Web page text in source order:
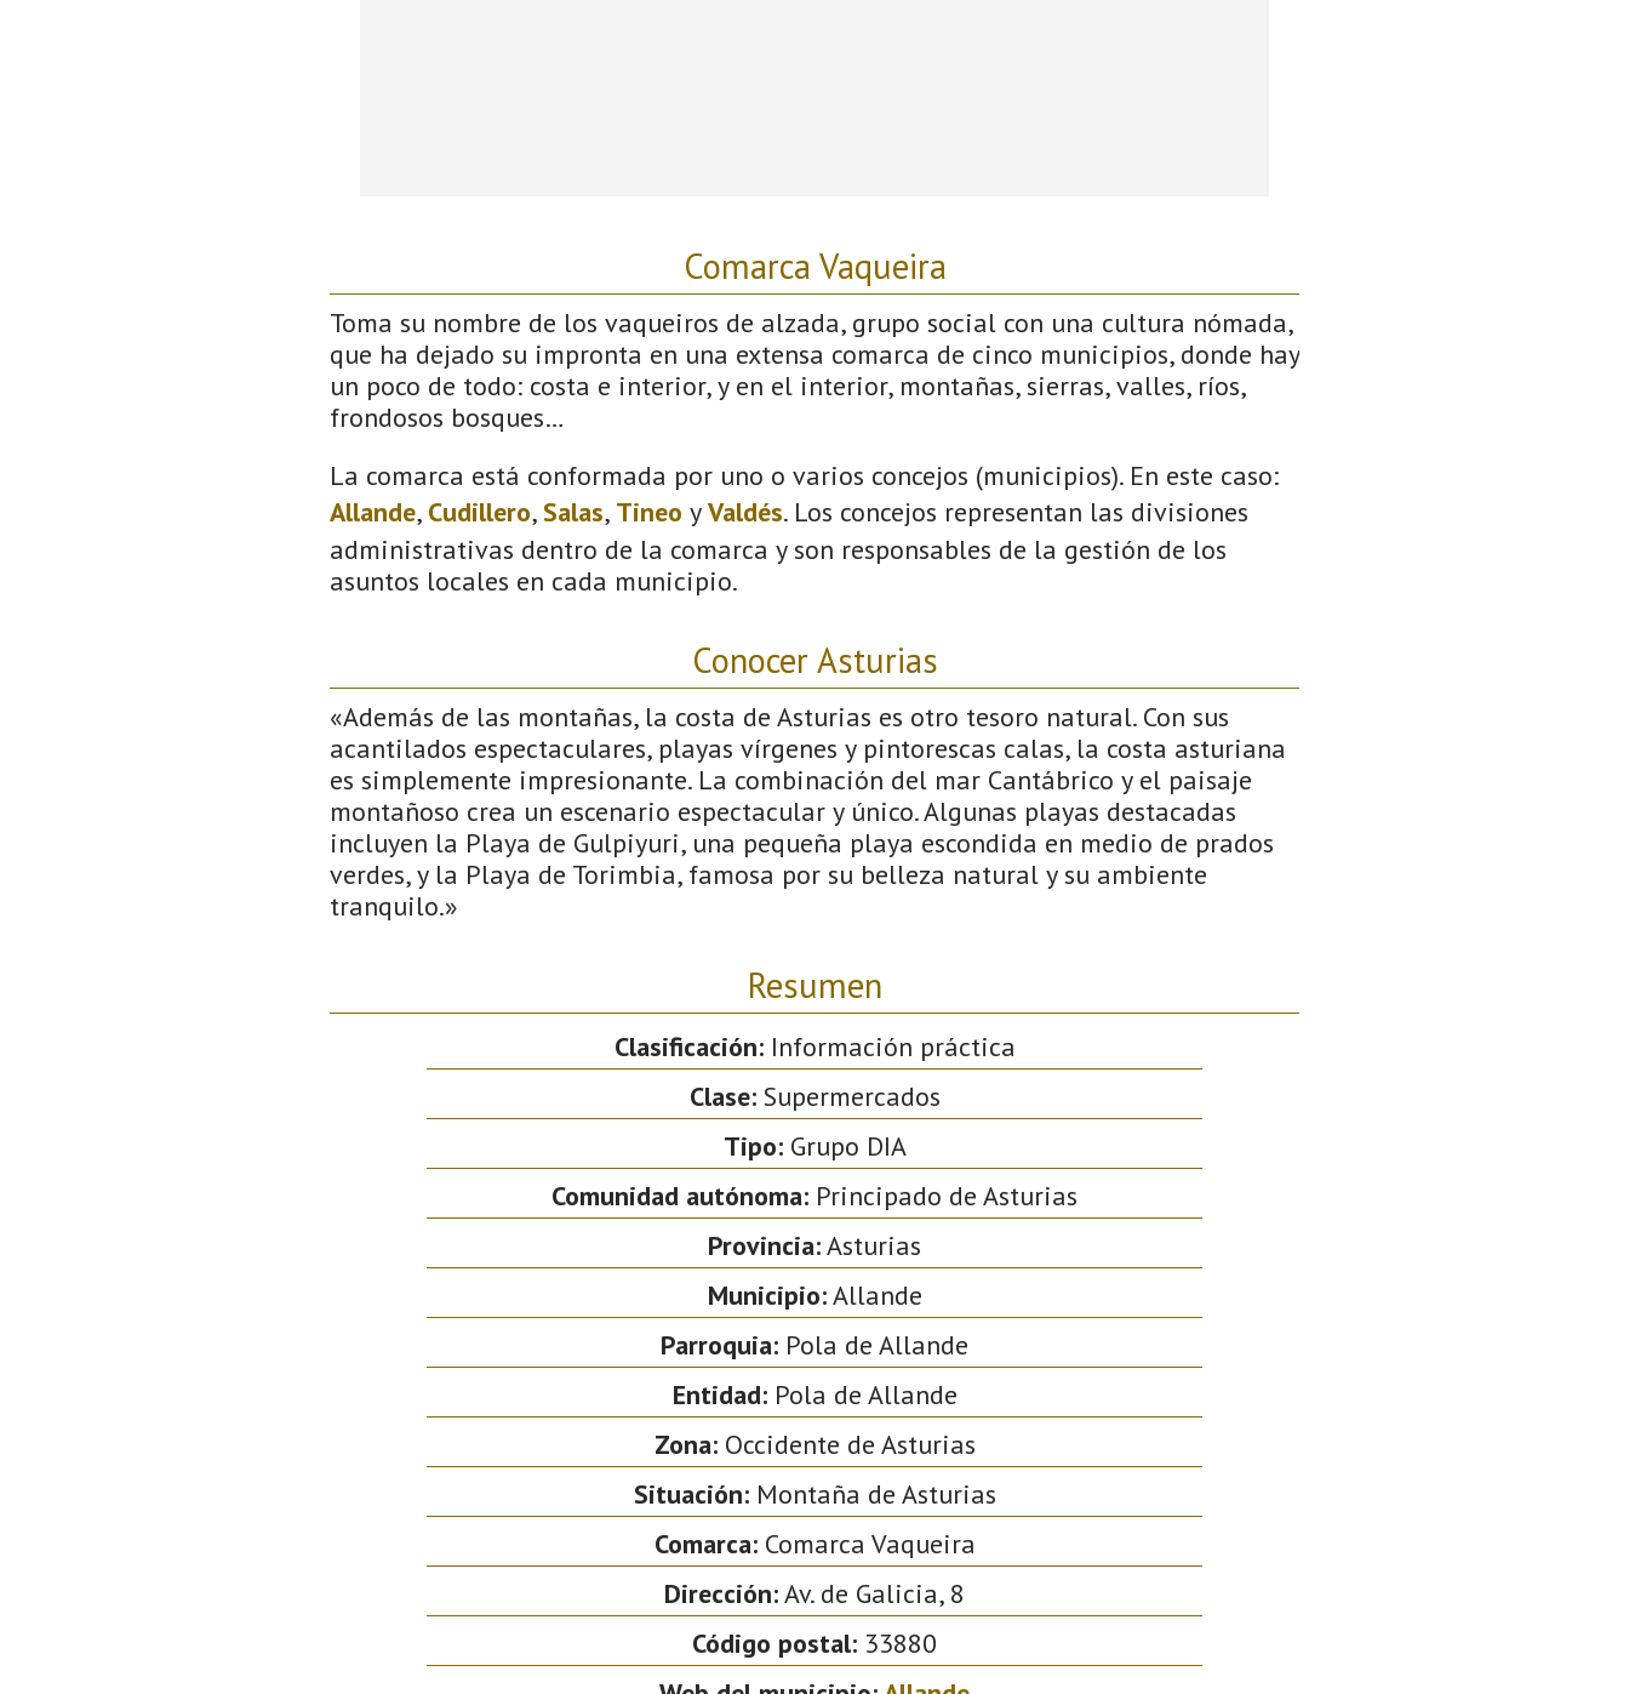
Comarca Vaqueira
Toma su nombre de los vaqueiros de alzada, grupo social con una cultura nómada,
que ha dejado su impronta en una extensa comarca de cinco municipios, donde hay
un poco de todo: costa e interior, y en el interior, montañas, sierras, valles, ríos,
frondosos bosques…
La comarca está conformada por uno o varios concejos (municipios). En este caso:
Allande, Cudillero,Salas, Tineo yValdés. Los concejos representan las divisiones
administrativas dentro de la comarca y son responsables de la gestión de los
asuntos locales en cada municipio.
Conocer Asturias
«Además de las montañas, la costa de Asturias es otro tesoro natural. Con sus
acantilados espectaculares, playas vírgenes y pintorescas calas, la costa asturiana
es simplemente impresionante. La combinación del mar Cantábrico y el paisaje
montañoso crea un escenario espectacular y único. Algunas playas destacadas
incluyen la Playa de Gulpiyuri, una pequeña playa escondida en medio de prados
verdes, y la Playa de Torimbia, famosa por su belleza natural y su ambiente
tranquilo.»
Resumen
Clasificación:Información práctica
Clase:Supermercados
Tipo:Grupo DIA
Comunidad autónoma: Principado de Asturias
Provincia:Asturias
Municipio:Allande
Parroquia: Pola de Allande
Entidad:Pola de Allande
Zona:Occidente de Asturias
Situación:Montaña de Asturias
Comarca:Comarca Vaqueira
Dirección:Av. de Galicia, 8
Código postal: 33880